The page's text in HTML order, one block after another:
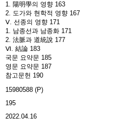
1. 陽明學의 영향 163
2. 도가와 현학적 영향 167
Ⅴ. 선종의 영향 171
1. 남종선과 남종화 171
2. 法脈과 道統說 177
Ⅵ. 結論 183
국문 요약문 185
영문 요약문 187
참고문헌 190
15980588 (P)
195
2022.04.16